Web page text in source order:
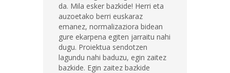
da. Mila esker bazkide! Herri eta
auzoetako berri euskaraz
emanez, normalizaziora bidean
gure ekarpena egiten jarraitu nahi
dugu. Proiektua sendotzen
lagundu nahi baduzu, egin zaitez
bazkide. Egin zaitez bazkide